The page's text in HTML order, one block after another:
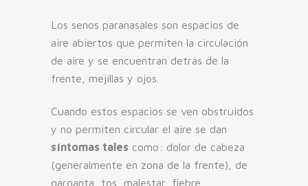
Los senos paranasales son espacios de
aire abiertos que permiten la circulación
de aire y se encuentran detrás de la
frente, mejillas y ojos.
Cuando estos espacios se ven obstruidos
y no permiten circular el aire se dan
síntomas tales como: dolor de cabeza
(generalmente en zona de la frente), de
garganta, tos, malestar, fiebre,